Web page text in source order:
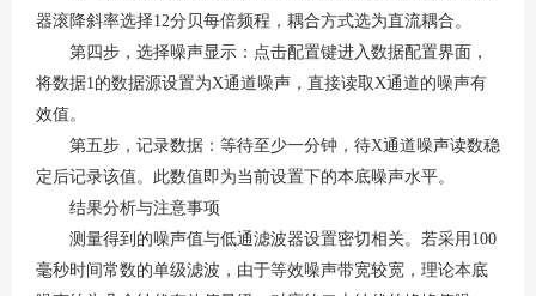
器滚降斜率选择12分贝每倍频程，耦合方式选为直流耦合。
第四步，选择噪声显示：点击配置键进入数据配置界面，
将数据1的数据源设置为X通道噪声，直接读取X通道的噪声有
效值。
第五步，记录数据：等待至少一分钟，待X通道噪声读数稳
定后记录该值。此数值即为当前设置下的本底噪声水平。
结果分析与注意事项
测量得到的噪声值与低通滤波器设置密切相关。若采用 100
毫秒时间常数的单级滤波，由于等效噪声带宽较宽，理论本底